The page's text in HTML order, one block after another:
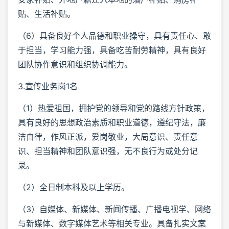
贴、生活补贴。
（6）具备良好个人品德和职业操守，具有责任心、敢
于担当，学习能力强，具备吃苦耐劳精神，具有良好
团队协作意识和组织协调能力。
3.宣传业务岗1名
（1）热爱祖国，拥护党的领导和党的路线方针政策，
具有良好的思想政治素质和职业道德，遵纪守法，廉
洁自律，作风正派，爱岗敬业，大局意识、责任意
识、担当精神和团队意识强，无不良行为或处分记
录。
（2）全日制本科及以上学历。
（3）自媒体、新媒体、新闻传播、广播电视学、网络
与新媒体、数字媒体艺术等相关专业。具备扎实文案